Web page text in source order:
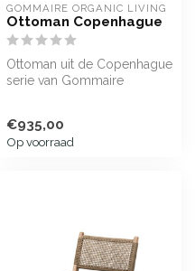
GOMMAIRE ORGANIC LIVING
Ottoman Copenhague
Ottoman uit de Copenhague
serie van Gommaire
€935,00
Op voorraad